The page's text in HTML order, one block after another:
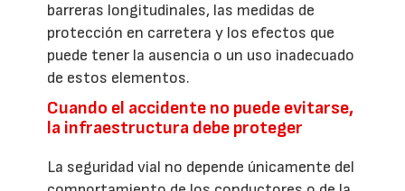
barreras longitudinales, las medidas de
protección en carretera y los efectos que
puede tener la ausencia o un uso inadecuado
de estos elementos.
Cuando el accidente no puede evitarse,
la infraestructura debe proteger
La seguridad vial no depende únicamente del